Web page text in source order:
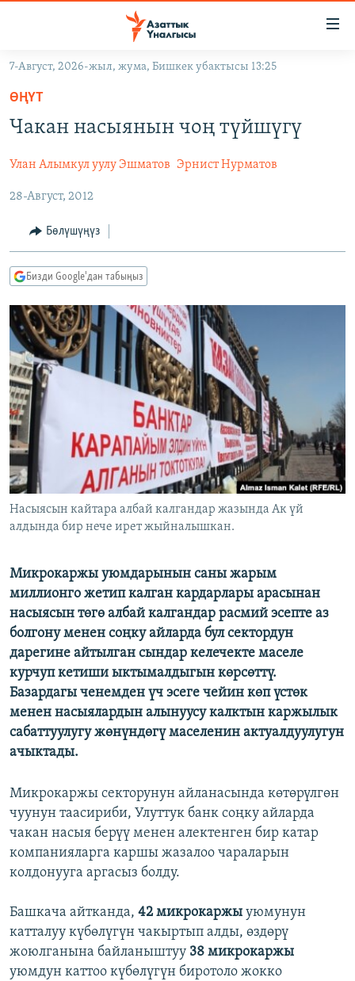
Навигацияга
өтүңүз
Издөөгө
салыңыз
САЯСАТ
ЭКОНОМИКА
МАДАНИЯТ
ДҮЙНӨ
БОРБОР АЗИЯ
УКРАИНА
АТАЙЫН ИЛИКТӨӨ
ТВ ПРОГРАММАЛАР
БҮГҮН АЗАТТЫКТА
ЭКСПЕРТТЕР ТАЛДАЙТ
БИЗ ЖАНА ДҮЙНӨ
ДАНИСТЕ
ЭЖЕ-СИҢДИЛЕР
АЗАТТЫК+
ЫҢГАЙСЫЗ СУРООЛОР
ПОДКАСТ
ӨЗГӨЧӨ ПИКИР
Русский
ОНЛАЙН ШЕРИНЕ
ЭЕ/АРнун бардык сайттары
7-Август, 2026-жыл, жума, Бишкек убактысы 13:25
ӨҢҮТ
Чакан насыянын чоң түйшүгү
Улан Алымкул уулу Эшматов Эрнист Нурматов
28-Август, 2012
Бөлүшүңүз
Бизди Google'дан табыңыз
Насыясын кайтара албай калгандар жазында Ак үй
алдында бир нече ирет жыйналышкан.
Микрокаржы уюмдарынын саны жарым
миллионго жетип калган кардарлары арасынан
насыясын төгө албай калгандар расмий эсепте аз
болгону менен соңку айларда бул сектордун
дарегине айтылган сындар келечекте маселе
курчуп кетиши ыктымалдыгын көрсөттү.
Базардагы ченемден үч эсеге чейин көп үстөк
менен насыялардын алынуусу калктын каржылык
сабаттуулугу жөнүндөгү маселенин актуалдуулугун
ачыктады.
Микрокаржы секторунун айланасында көтөрүлгөн
чуунун таасириби, Улуттук банк соңку айларда
чакан насыя берүү менен алектенген бир катар
компанияларга каршы жазалоо чараларын
колдонууга аргасыз болду.
Башкача айтканда, 42 микрокаржы уюмунун
катталуу күбөлүгүн чакыртып алды, өздөрү
жоюлганына байланыштуу 38 микрокаржы
уюмдун каттоо күбөлүгүн биротоло жокко